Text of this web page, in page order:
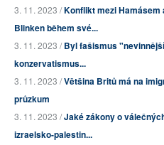
3. 11. 2023 /Konflikt mezi Hamásem
Blinken během své...
3. 11. 2023 /Byl fašismus
konzervatismus...
3. 11. 2023 /Většina Britů má na
průzkum
3. 11. 2023 /Jaké zákony o
izraelsko-palestin...